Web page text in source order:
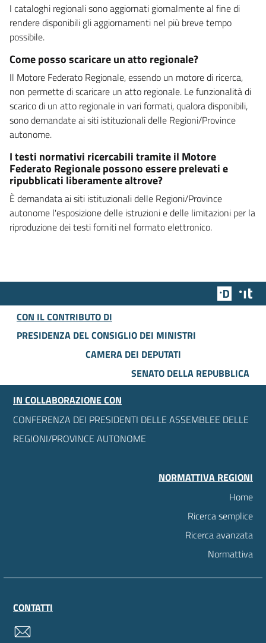
I cataloghi regionali sono aggiornati giornalmente al fine di
rendere disponibili gli aggiornamenti nel più breve tempo
possibile.
Come posso scaricare un atto regionale?
Il Motore Federato Regionale, essendo un motore di ricerca,
non permette di scaricare un atto regionale. Le funzionalità di
scarico di un atto regionale in vari formati, qualora disponibili,
sono demandate ai siti istituzionali delle Regioni/Province
autonome.
I testi normativi ricercabili tramite il Motore
Federato Regionale possono essere prelevati e
ripubblicati liberamente altrove?
È demandata ai siti istituzionali delle Regioni/Province
autonome l'esposizione delle istruzioni e delle limitazioni per la
riproduzione dei testi forniti nel formato elettronico.
Team
CON IL CONTRIBUTO DI
PRESIDENZA DEL CONSIGLIO DEI MINISTRI
CAMERA DEI DEPUTATI
SENATO DELLA REPUBBLICA
IN COLLABORAZIONE CON
CONFERENZA DEI PRESIDENTI DELLE ASSEMBLEE DELLE
REGIONI/PROVINCE AUTONOME
NORMATTIVA REGIONI
Home
Ricerca semplice
Ricerca avanzata
Normattiva
CONTATTI